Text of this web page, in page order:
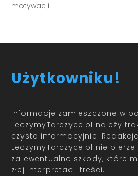
motywacji.
Użytkowniku!
Informacje zamieszczone w
LeczymyTarczyce.pl należy
czysto informacyjnie.
LeczymyTarczyce.pl nie
za ewentualne szkody, które
złej interpretacji treści.